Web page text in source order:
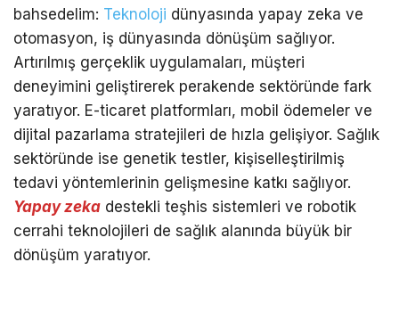
bahsedelim: Teknoloji dünyasında yapay zeka ve
otomasyon, iş dünyasında dönüşüm sağlıyor.
Artırılmış gerçeklik uygulamaları, müşteri
deneyimini geliştirerek perakende sektöründe fark
yaratıyor. E-ticaret platformları, mobil ödemeler ve
dijital pazarlama stratejileri de hızla gelişiyor. Sağlık
sektöründe ise genetik testler, kişiselleştirilmiş
tedavi yöntemlerinin gelişmesine katkı sağlıyor.
Yapay zeka destekli teşhis sistemleri ve robotik
cerrahi teknolojileri de sağlık alanında büyük bir
dönüşüm yaratıyor.